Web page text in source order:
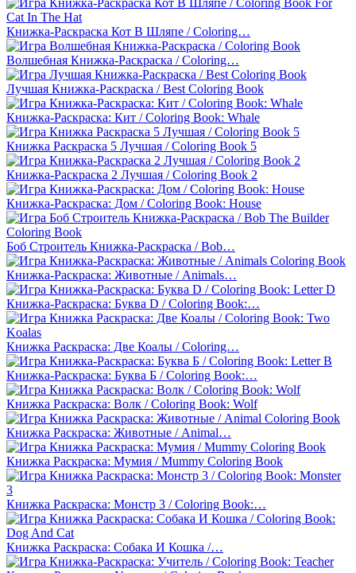
Книжка-Раскраска Кот В Шляпе / Coloring…
Волшебная Книжка-Раскраска / Coloring…
Лучшая Книжка-Раскраска / Best Coloring Book
Книжка-Раскраска: Кит / Coloring Book: Whale
Книжка Раскраска 5 Лучшая / Coloring Book 5
Книжка-Раскраска 2 Лучшая / Coloring Book 2
Книжка-Раскраска: Дом / Coloring Book: House
Боб Строитель Книжка-Раскраска / Bob…
Книжка-Раскраска: Животные / Animals…
Книжка-Раскраска: Буква D / Coloring Book:…
Книжка Раскраска: Две Коалы / Coloring…
Книжка-Раскраска: Буква Б / Coloring Book:…
Книжка Раскраска: Волк / Coloring Book: Wolf
Книжка Раскраска: Животные / Animal…
Книжка Раскраска: Мумия / Mummy Coloring Book
Книжка Раскраска: Монстр 3 / Coloring Book:…
Книжка Раскраска: Собака И Кошка /…